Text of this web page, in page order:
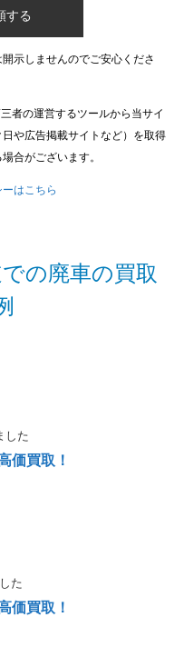
示しませんのでご安心くださ
者の運営するツールから当サイ
や広告掲載サイトなど）を取得
合がございます。
はこちら
の廃車の買取
した
価買取！
た
価買取！